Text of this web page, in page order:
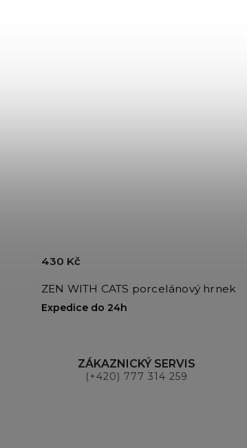
ZEN WITH CATS porcelánový hrnek
Expedice do 24h
430 Kč
ZÁKAZNICKÝ SERVIS
(+420) 777 314 259